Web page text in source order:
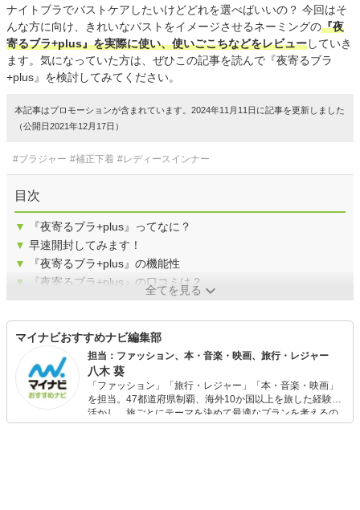
ナイトブラでバストケアしたいけどどれを選べばいいの？ 今回はそ
んな方に向け、きれいなバストをイメージさせるネーミングの『夜
寄るブラ+plus』を実際に使い、使いごこちなどをレビューしていき
ます。気になっていた方は、ぜひこの記事を読んで『夜寄るブラ
+plus』を検討してみてください。
本記事はプロモーションが含まれています。2024年11月11日に記事を更新しました
（公開日2021年12月17日）
#ブラジャー #補正下着 #レディースインナー
目次
▼
『夜寄るブラ+plus』ってなに？
▼ 早速開封してみます！
▼
『夜寄るブラ+plus』の機能性
▼
『夜寄るブラ+plus』の口コミは？
全てを見る
マイナビおすすめナビ編集部
担当：ファッション、本・音楽・映画、旅行・レジャー
八木 葵
「ファッション」「旅行・レジャー」「本・音楽・映画」
を担当。47都道府県制覇、海外10か国以上を旅した経験を
活かし、旅ごとにテーマを決めて最適なプランを考えるの
が得意。また、アパレルショップでの販売経験もあり。誰